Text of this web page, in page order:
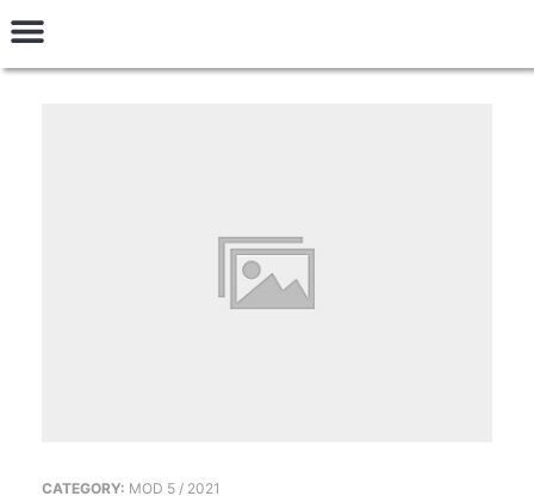
CATEGORY: MOD 5 / 2021